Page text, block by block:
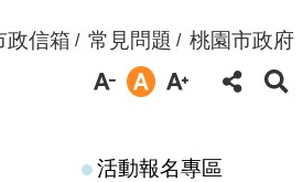
政信箱 常見問題 桃園市政府
活動報名專區